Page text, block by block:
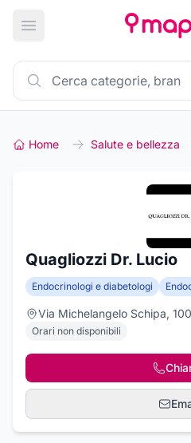
Apri menu principale
Home Salute e bellezza
Quagliozzi Dr. Lucio
Endocrinologi e diabetologi
Via Michelangelo Schipa,
Orari non disponibili